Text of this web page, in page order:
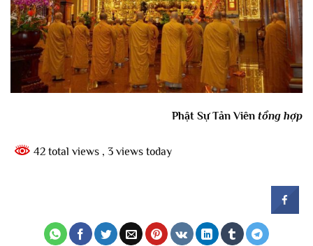
Phật Sự Tản Viên tổng hợp
42 total views , 3 views today